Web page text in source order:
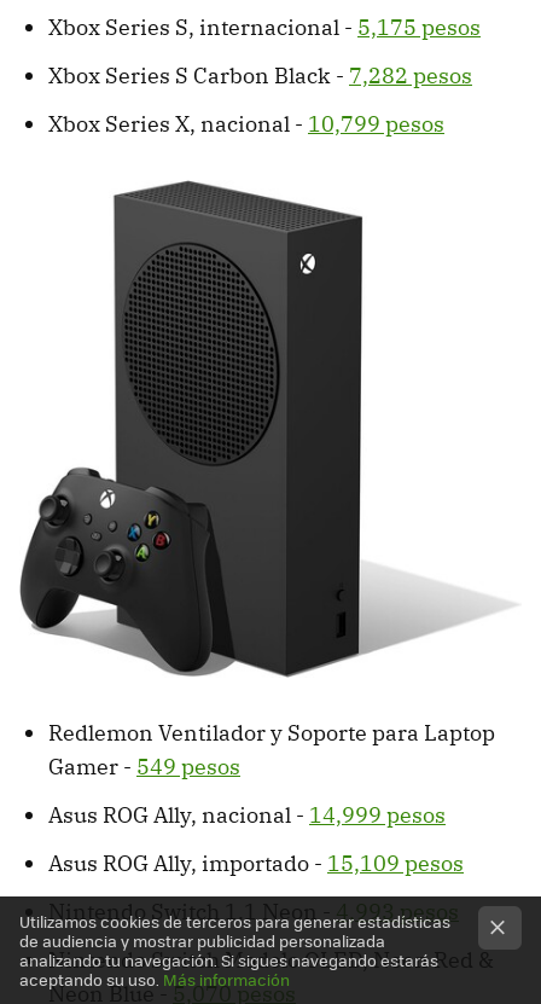
Xbox Series S, internacional - 5,175 pesos
Xbox Series S Carbon Black - 7,282 pesos
Xbox Series X, nacional - 10,799 pesos
Redlemon Ventilador y Soporte para Laptop
Gamer - 549 pesos
Asus ROG Ally, nacional - 14,999 pesos
Asus ROG Ally, importado - 15,109 pesos
Nintendo Switch 1.1 Neon - 4,993 pesos
Nintendo Switch Modelo OLED, Neon Red &
Neon Blue -5,070 pesos
Utilizamos cookies de terceros para generar estadísticas
de audiencia y mostrar publicidad personalizada
analizando tu navegación. Si sigues navegando estarás
aceptando su uso. Más información